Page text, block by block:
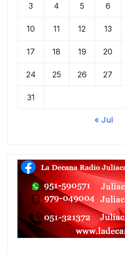
3 4 5 6
10 11 12 13
17 18 19 20
24 25 26 27
31
« Jul